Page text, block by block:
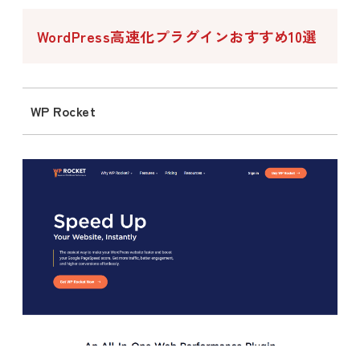
WordPress高速化プラグインおすすめ10選
WP Rocket